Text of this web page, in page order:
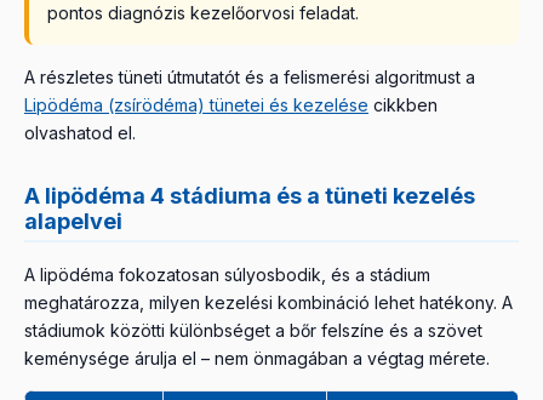
pontos diagnózis kezelőorvosi feladat.
A részletes tüneti útmutatót és a felismerési algoritmust a
Lipödéma (zsírödéma) tünetei és kezelése cikkben
olvashatod el.
A lipödéma 4 stádiuma és a tüneti kezelés
alapelvei
A lipödéma fokozatosan súlyosbodik, és a stádium
meghatározza, milyen kezelési kombináció lehet hatékony. A
stádiumok közötti különbséget a bőr felszíne és a szövet
keménysége árulja el – nem önmagában a végtag mérete.